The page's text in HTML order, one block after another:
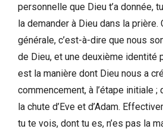
personnelle que Dieu t’a donnée,
la demander à Dieu dans la prière.
générale, c’est-à-dire que nous
de Dieu, et une deuxième identité
est la manière dont Dieu nous a
commencement, à l’étape initiale
la chute d’Eve et d’Adam.
tu te vois, dont tu es, n’es pas la